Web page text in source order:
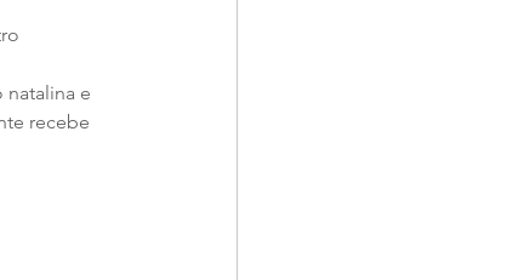
natalina e
recebe